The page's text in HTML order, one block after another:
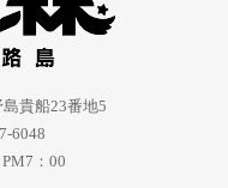
貴船23番地5
6048
：00